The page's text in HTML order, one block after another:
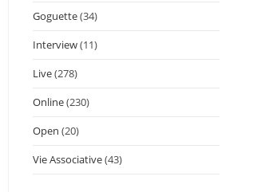
Goguette(34)
Interview(11)
Live(278)
Online(230)
Open (20)
Vie Associative(43)